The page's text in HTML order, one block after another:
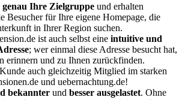
genau Ihre Zielgruppe und erhalten
Besucher für Ihre eigene Homepage, die
in Ihrer Region suchen.
ist auch selbst eine intuitive und
; wer einmal diese Adresse besucht hat,
erinnern und zu Ihnen zurückfinden.
auch gleichzeitig Mitglied im starken
und uebernachtung.de!
bekannter und besser ausgelastet. Ohne